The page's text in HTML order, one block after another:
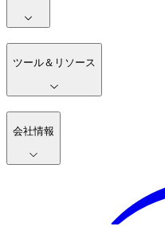
ツール＆リソース
会社情報